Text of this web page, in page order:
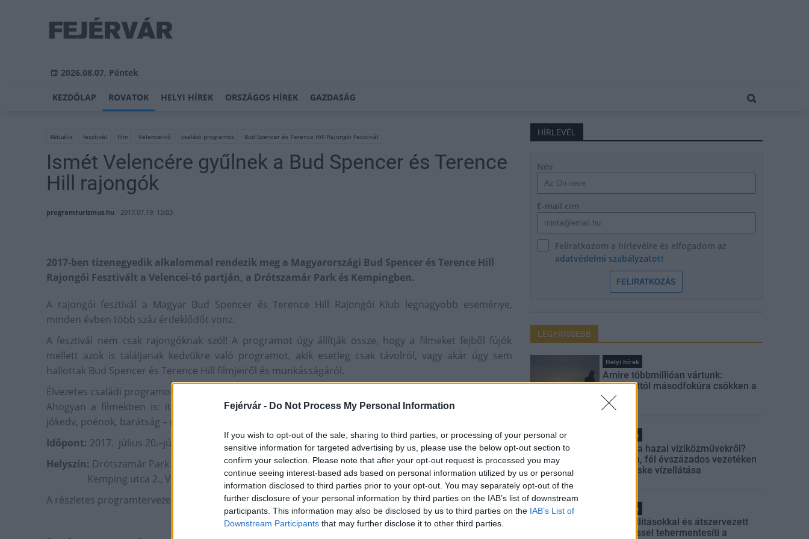
Fejérvár - Do Not Process My Personal Information
If you wish to opt-out of the sale, sharing to third parties, or processing of your personal or
sensitive information for targeted advertising by us, please use the below opt-out section to
confirm your selection. Please note that after your opt-out request is processed you may
continue seeing interest-based ads based on personal information utilized by us or personal
information disclosed to third parties prior to your opt-out. You may separately opt-out of the
further disclosure of your personal information by third parties on the IAB’s list of downstream
participants. This information may also be disclosed by us to third parties on the IAB’s List of
Downstream Participants that may further disclose it to other third parties.
2026.08.07, Péntek
KEZDŐLAP ROVATOK HELYI HÍREK ORSZÁGOS HÍREK GAZDASÁG
Aktuális fesztivál film Velencei-tó családi programok Bud Spencer és Terence Hill Rajongói Fesztivál
Ismét Velencére gyűlnek a Bud Spencer és Terence
Hill rajongók
programturizmus.hu 2017.07.19. 15:03
2017-ben tizenegyedik alkalommal rendezik meg a Magyarországi Bud Spencer és Terence Hill
Rajongói Fesztivált a Velencei-tó partján, a Drótszamár Park és Kempingben.
A rajongói fesztivál a Magyar Bud Spencer és Terence Hill Rajongói Klub legnagyobb eseménye,
minden évben több száz érdeklődőt vonz.
A fesztivál nem csak rajongóknak szól! A programot úgy állítják össze, hogy a filmeket fejből fújók
mellett azok is találjanak kedvükre való programot, akik esetleg csak távolról, vagy akár úgy sem
hallottak Bud Spencer és Terence Hill filmjeiről és munkásságáról.
Élvezetes családi programokat kínálnak minden korosztály számára, külön gondolva a legkisebbekre is!
Ahogyan a filmekben is: itt nincs erőszak, nincs durvaság, nincs korhatáros tartalom, viszont van
jókedv, poénok, barátság – napfény, tenger, öröm és szerelem!
Időpont: 2017. július 20.–július 23.
Helyszín: Drótszamár Park és Kemping
Kemping utca 2., Velence 2481
A részletes programtervezet
található.
HÍRLEVÉL
Név
E-mail cím
Feliratkozom a hírlevélre és elfogadom az
adatvédelmi szabályzatot!
FELIRATKOZÁS
LEGFRISSEBB
Helyi hírek
Amire többmillióan vártunk:
szombattól másodfokúra csökken a
riasztás
Helyi hírek
Látlelet a hazai víziközművekről?
Egyetlen, fél évszázados vezetéken
múlt Bicske vízellátása
Helyi hírek
Gyárleállításokkal és átszervezett
termeléssel tehermentesíti a